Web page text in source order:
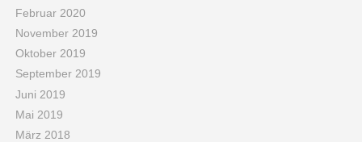
Februar 2020
November 2019
Oktober 2019
September 2019
Juni 2019
Mai 2019
März 2018